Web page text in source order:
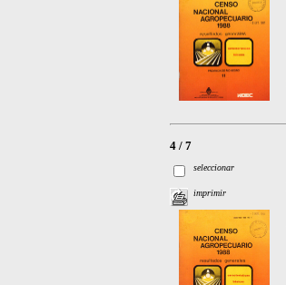
4 / 7
seleccionar
imprimir